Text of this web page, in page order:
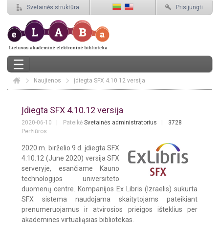
Svetainės struktūra Prisijungti
Elaba
Naujienos Įdiegta SFX 4.10.12 versija
Įdiegta SFX 4.10.12 versija
2020-06-10 Pateikė Svetainės administratorius
3728
Peržiūros
2020 m. birželio 9 d. įdiegta SFX
4.10.12 (June 2020) versija SFX
serveryje, esančiame Kauno
technologijos universiteto
duomenų centre. Kompanijos Ex Libris (Izraelis) sukurta
SFX sistema naudojama skaitytojams pateikiant
prenumeruojamus ir atvirosios prieigos išteklius per
akademines virtualiąsias bibliotekas.